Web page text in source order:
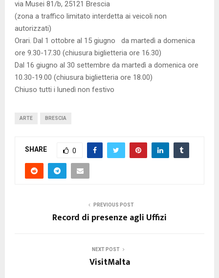
via Musei 81/b, 25121 Brescia
(zona a traffico limitato interdetta ai veicoli non
autorizzati)
Orari. Dal 1 ottobre al 15 giugno da martedì a domenica
ore 9.30-17.30 (chiusura biglietteria ore 16.30)
Dal 16 giugno al 30 settembre da martedì a domenica ore
10.30-19.00 (chiusura biglietteria ore 18.00)
Chiuso tutti i lunedì non festivo
ARTE BRESCIA
SHARE 0
PREVIOUS POST
Record di presenze agli Uffizi
NEXT POST
VisitMalta